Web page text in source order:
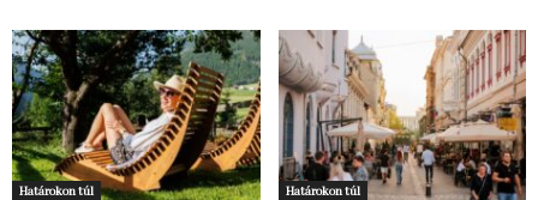
Határokon túl Határokon túl